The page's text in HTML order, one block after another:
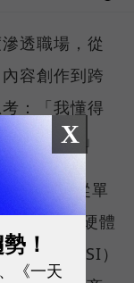
透職場，從
容創作到跨
：「我懂得
型嗎？」
待，已從單
AI 算力、硬體
科技（MSI）
X
！
《一天